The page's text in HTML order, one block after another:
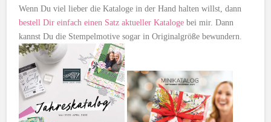
Wenn Du viel lieber die Kataloge in der Hand halten willst, dann
bestell Dir einfach einen Satz aktueller Kataloge bei mir. Dann
kannst Du die Stempelmotive sogar in Originalgröße bewundern.